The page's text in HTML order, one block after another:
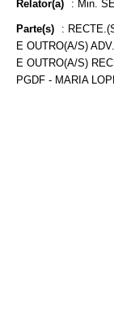
Relator(a) : Min.
Parte(s) :
E OUTRO(A/S)
E OUTRO(A/S)
PGDF - MARIA